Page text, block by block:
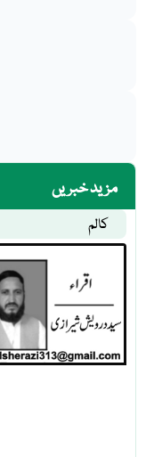
مزید خبریں
کالم